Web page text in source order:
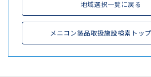
地域選択一覧に戻る
メニコン製品取扱施設検索トッ